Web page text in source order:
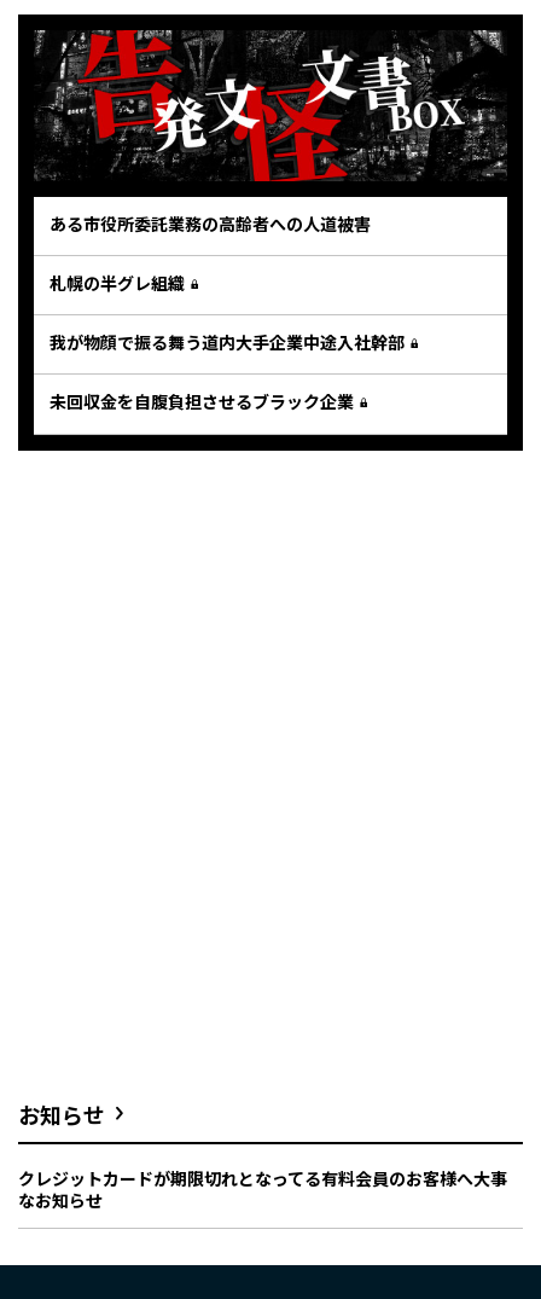
ある市役所委託業務の高齢者への人道被害
札幌の半グレ組織
我が物顔で振る舞う道内大手企業中途入社幹部
未回収金を自腹負担させるブラック企業
お知らせ
クレジットカードが期限切れとなってる有料会員のお客様へ大事
なお知らせ